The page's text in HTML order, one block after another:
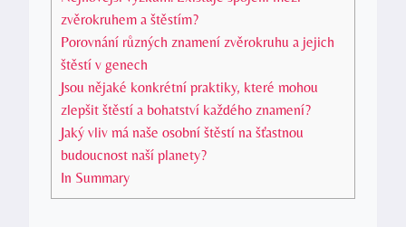
zvěrokruhem a štěstím?
Porovnání různých⁤ znamení⁣ zvěrokruhu⁢ a jejich
štěstí v genech
Jsou nějaké konkrétní praktiky, ​které mohou
zlepšit ‍štěstí a bohatství každého znamení?
Jaký⁣ vliv ‍má naše osobní štěstí na šťastnou
budoucnost naší planety?
In Summary